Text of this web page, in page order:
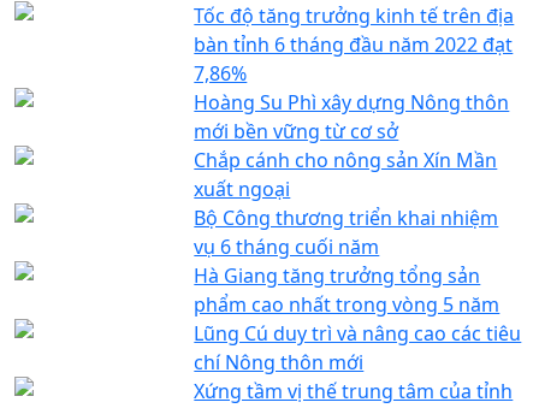
Tốc độ tăng trưởng kinh tế trên địa
bàn tỉnh 6 tháng đầu năm 2022 đạt
7,86%
Hoàng Su Phì xây dựng Nông thôn
mới bền vững từ cơ sở
Chắp cánh cho nông sản Xín Mần
xuất ngoại
Bộ Công thương triển khai nhiệm
vụ 6 tháng cuối năm
Hà Giang tăng trưởng tổng sản
phẩm cao nhất trong vòng 5 năm
Lũng Cú duy trì và nâng cao các tiêu
chí Nông thôn mới
Xứng tầm vị thế trung tâm của tỉnh